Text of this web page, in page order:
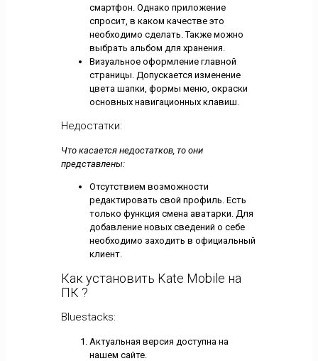
смартфон. Однако приложение
спросит, в каком качестве это
необходимо сделать. Также можно
выбрать альбом для хранения.
Визуальное оформление главной
страницы. Допускается изменение
цвета шапки, формы меню, окраски
основных навигационных клавиш.
Недостатки:
Что касается недостатков, то они
представлены:
Отсутствием возможности
редактировать свой профиль. Есть
только функция смена аватарки. Для
добавление новых сведений о себе
необходимо заходить в официальный
клиент.
Как установить Kate Mobile на
ПК ?
Bluestacks:
Актуальная версия доступна на
нашем сайте.